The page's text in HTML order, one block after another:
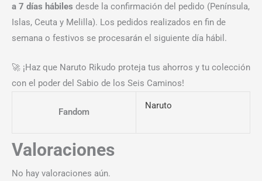
a 7 días hábiles desde la confirmación del pedido (Península,
Islas, Ceuta y Melilla). Los pedidos realizados en fin de
semana o festivos se procesarán el siguiente día hábil.
🚀 ¡Haz que Naruto Rikudo proteja tus ahorros y tu colección
con el poder del Sabio de los Seis Caminos!
Fandom
Naruto
Valoraciones
No hay valoraciones aún.